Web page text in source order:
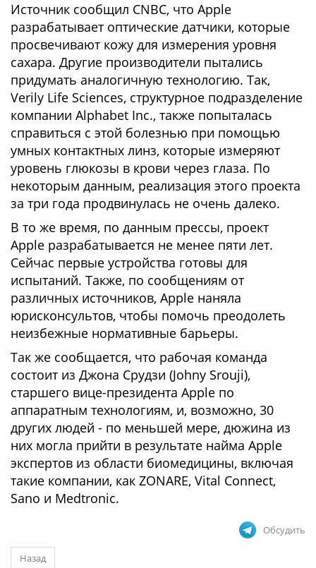
Источник сообщил CNBC, что Apple
разрабатывает оптические датчики, которые
просвечивают кожу для измерения уровня
сахара. Другие производители пытались
придумать аналогичную технологию. Так,
Verily Life Sciences, структурное подразделение
компании Alphabet Inc., также попыталась
справиться с этой болезнью при помощью
умных контактных линз, которые измеряют
уровень глюкозы в крови через глаза. По
некоторым данным, реализация этого проекта
за три года продвинулась не очень далеко.
В то же время, по данным прессы, проект
Apple разрабатывается не менее пяти лет.
Сейчас первые устройства готовы для
испытаний. Также, по сообщениям от
различных источников, Apple наняла
юрисконсультов, чтобы помочь преодолеть
неизбежные нормативные барьеры.
Так же сообщается, что рабочая команда
состоит из Джона Срудзи (Johny Srouji),
старшего вице-президента Apple по
аппаратным технологиям, и, возможно, 30
других людей - по меньшей мере, дюжина из
них могла прийти в результате найма Apple
экспертов из области биомедицины, включая
такие компании, как ZONARE, Vital Connect,
Sano и Medtronic.
Обсудить
Назад